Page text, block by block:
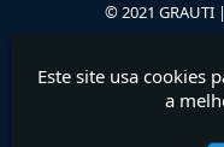
© 2021 GRAUTI
Este site usa cookies
a